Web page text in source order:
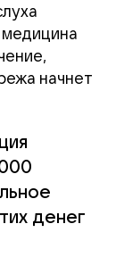
медицина
начнет
денег